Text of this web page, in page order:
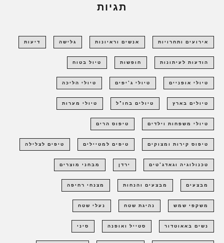
תגיות
אירועים ותחרויות אנשים וראיונות גלישה דיעות
הודעות לעיתונות חופשות טיול בטוח
טיולי אופניים טיולי ג'יפים טיולי הליכה
טיולים בארץ טיולים בחו"ל טיולי מערות
טיולי משפחות וילדים טיפוס הרים
טיפוס קירות ומצוקים טיפים למטיילים טיפים לצלילה
טכנולוגיה וגאדג'טים ירדן מבחני מוצרים
מבצעים מבצעים והנחות מצנחי רחיפה
משקפי שמש נהיגת שטח נעלי שטח
נשים באאוטדור סטייל ואופנה סיני